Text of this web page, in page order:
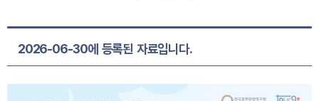
2026-06-30에 등록된 자료입니다.